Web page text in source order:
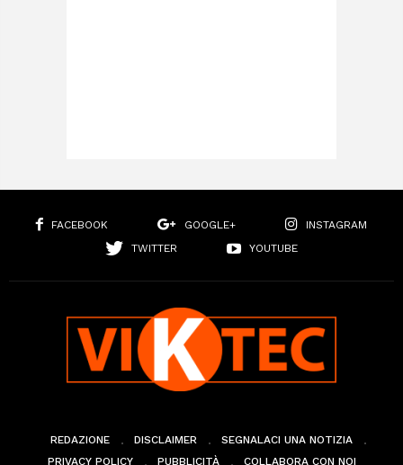
FACEBOOK GOOGLE+
INSTAGRAM
TWITTER
YOUTUBE
REDAZIONE DISCLAIMER
SEGNALACI UNA NOTIZIA
PRIVACY POLICY
PUBBLICITÀ COLLABORA CON NOI